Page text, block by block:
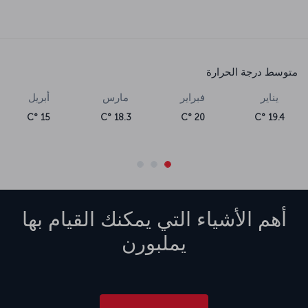
متوسط درجة الحرارة
يناير
19.4 °C
فبراير
20 °C
مارس
18.3 °C
أبريل
15 °C
أهم الأشياء التي يمكنك القيام بها
يملبورن